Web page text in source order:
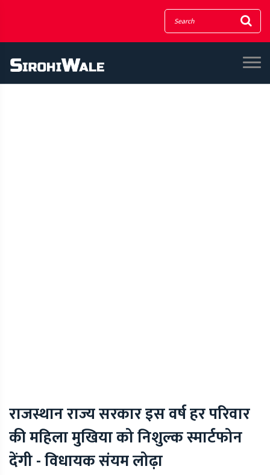
राजस्थान राज्य सरकार इस वर्ष हर परिवार
की महिला मुखिया को निशुल्क स्मार्टफोन
देंगी - विधायक संयम लोढ़ा